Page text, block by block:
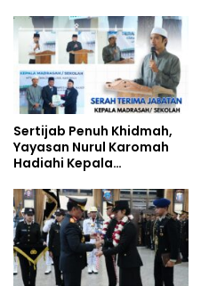
Studi Kepolisian
Sertijab Penuh Khidmah,
Yayasan Nurul Karomah
Hadiahi Kepala
Umrah